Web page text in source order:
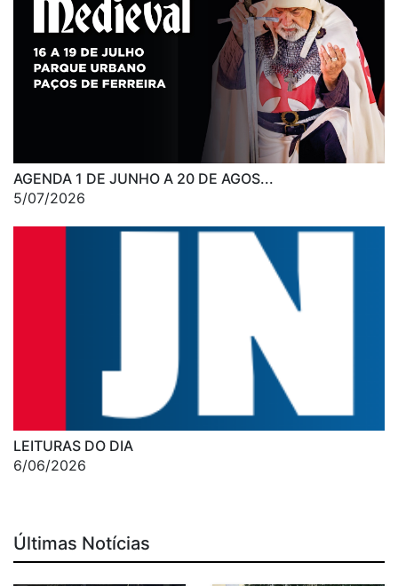
AGENDA 1 DE JUNHO A 20 DE AGOS...
5/07/2026
LEITURAS DO DIA
6/06/2026
Últimas Notícias